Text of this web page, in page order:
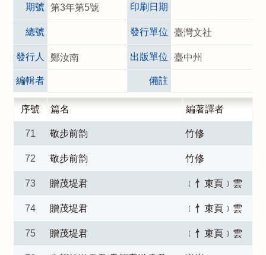
期號 第3年第5號 印刷日期
總號 發行單位 臺灣文社
發行人 鄭汝南 出版單位 臺中州
編輯者 備註
序號 篇名 編著譯者
71 敬步前韵 竹修
72 敬步前韵 竹修
73 贈茂堤君 ﹝忄束頁﹞雲
74 贈茂堤君 ﹝忄束頁﹞雲
75 贈茂堤君 ﹝忄束頁﹞雲